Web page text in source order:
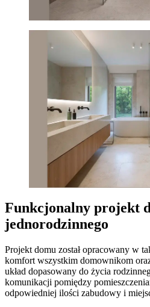
Funkcjonalny projekt
jednorodzinnego
Projekt domu został opracowany w
komfort wszystkim domownikom
układ dopasowany do życia
komunikacji pomiędzy
odpowiedniej ilości zabudowy i